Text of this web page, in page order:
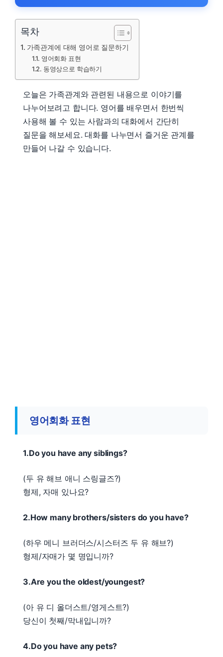
목차
가족관계에 대해 영어로 질문하기
영어회화 표현
동영상으로 학습하기
오늘은 가족관계와 관련된 내용으로 이야기를
나누어보려고 합니다. 영어를 배우면서 한번씩
사용해 볼 수 있는 사람과의 대화에서 간단히
질문을 해보세요. 대화를 나누면서 즐거운 관계를
만들어 나갈 수 있습니다.
영어회화 표현
1.Do you have any siblings?
(두 유 해브 애니 스링글즈?)
형제, 자매 있나요?
2.How many brothers/sisters do you have?
(하우 메니 브러더스/시스터즈 두 유 해브?)
형제/자매가 몇 명입니까?
3.Are you the oldest/youngest?
(아 유 디 올더스트/영게스트?)
당신이 첫째/막내입니까?
4.Do you have any pets?